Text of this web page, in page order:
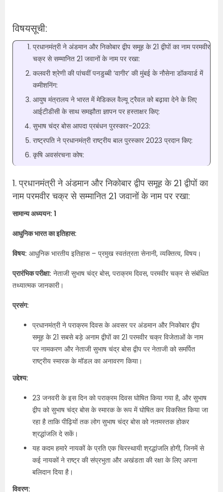
विषयसूची:
प्रधानमंत्री ने अंडमान और निकोबार द्वीप समूह के 21 द्वीपों का नाम परमवीर
चक्र से सम्मानित 21 जवानों के नाम पर रखा:
कलवरी श्रेणी की पांचवीं पनडुब्बी ‘वागीर’ की मुंबई के नौसेना डॉकयार्ड में
कमीशनिंग:
आयुष मंत्रालय ने भारत में मेडिकल वैल्यू ट्रैवल को बढ़ावा देने के लिए
आईटीडीसी के साथ समझौता ज्ञापन पर हस्ताक्षर किए:
सुभाष चंद्र बोस आपदा प्रबंधन पुरस्कार-2023:
राष्ट्रपति ने प्रधानमंत्री राष्ट्रीय बाल पुरस्कार 2023 प्रदान किए:
कृषि अवसंरचना कोष:
1. प्रधानमंत्री ने अंडमान और निकोबार द्वीप समूह के 21 द्वीपों का
नाम परमवीर चक्र से सम्मानित 21 जवानों के नाम पर रखा:
सामान्य अध्ययन: 1
आधुनिक भारत का इतिहास:
विषय: आधुनिक भारतीय इतिहास – प्रमुख स्वतंत्रता सेनानी, व्यक्तित्व, विषय।
प्रारंभिक परीक्षा: नेताजी सुभाष चंद्र बोस, पराक्रम दिवस, परमवीर चक्र से संबंधित
तथ्यात्मक जानकारी।
प्रसंग:
प्रधानमंत्री ने पराक्रम दिवस के अवसर पर अंडमान और निकोबार द्वीप
समूह के 21 सबसे बड़े अनाम द्वीपों का 21 परमवीर चक्र विजेताओं के नाम
पर नामकरण और नेताजी सुभाष चंद्र बोस द्वीप पर नेताजी को समर्पित
राष्ट्रीय स्मारक के मॉडल का अनावरण किया।
उद्देश्य:
23 जनवरी के इस दिन को पराक्रम दिवस घोषित किया गया है, और सुभाष
द्वीप को सुभाष चंद्र बोस के स्मारक के रूप में घोषित कर विकसित किया जा
रहा है ताकि पीढ़ियों तक लोग सुभाष चंद्र बोस को नतमस्तक होकर
श्रद्धांजलि दे सकें।
यह कदम हमारे नायकों के प्रति एक चिरस्थायी श्रद्धांजलि होगी, जिनमें से
कई नायकों ने राष्ट्र की संप्रभुता और अखंडता की रक्षा के लिए अपना
बलिदान दिया है।
विवरण: